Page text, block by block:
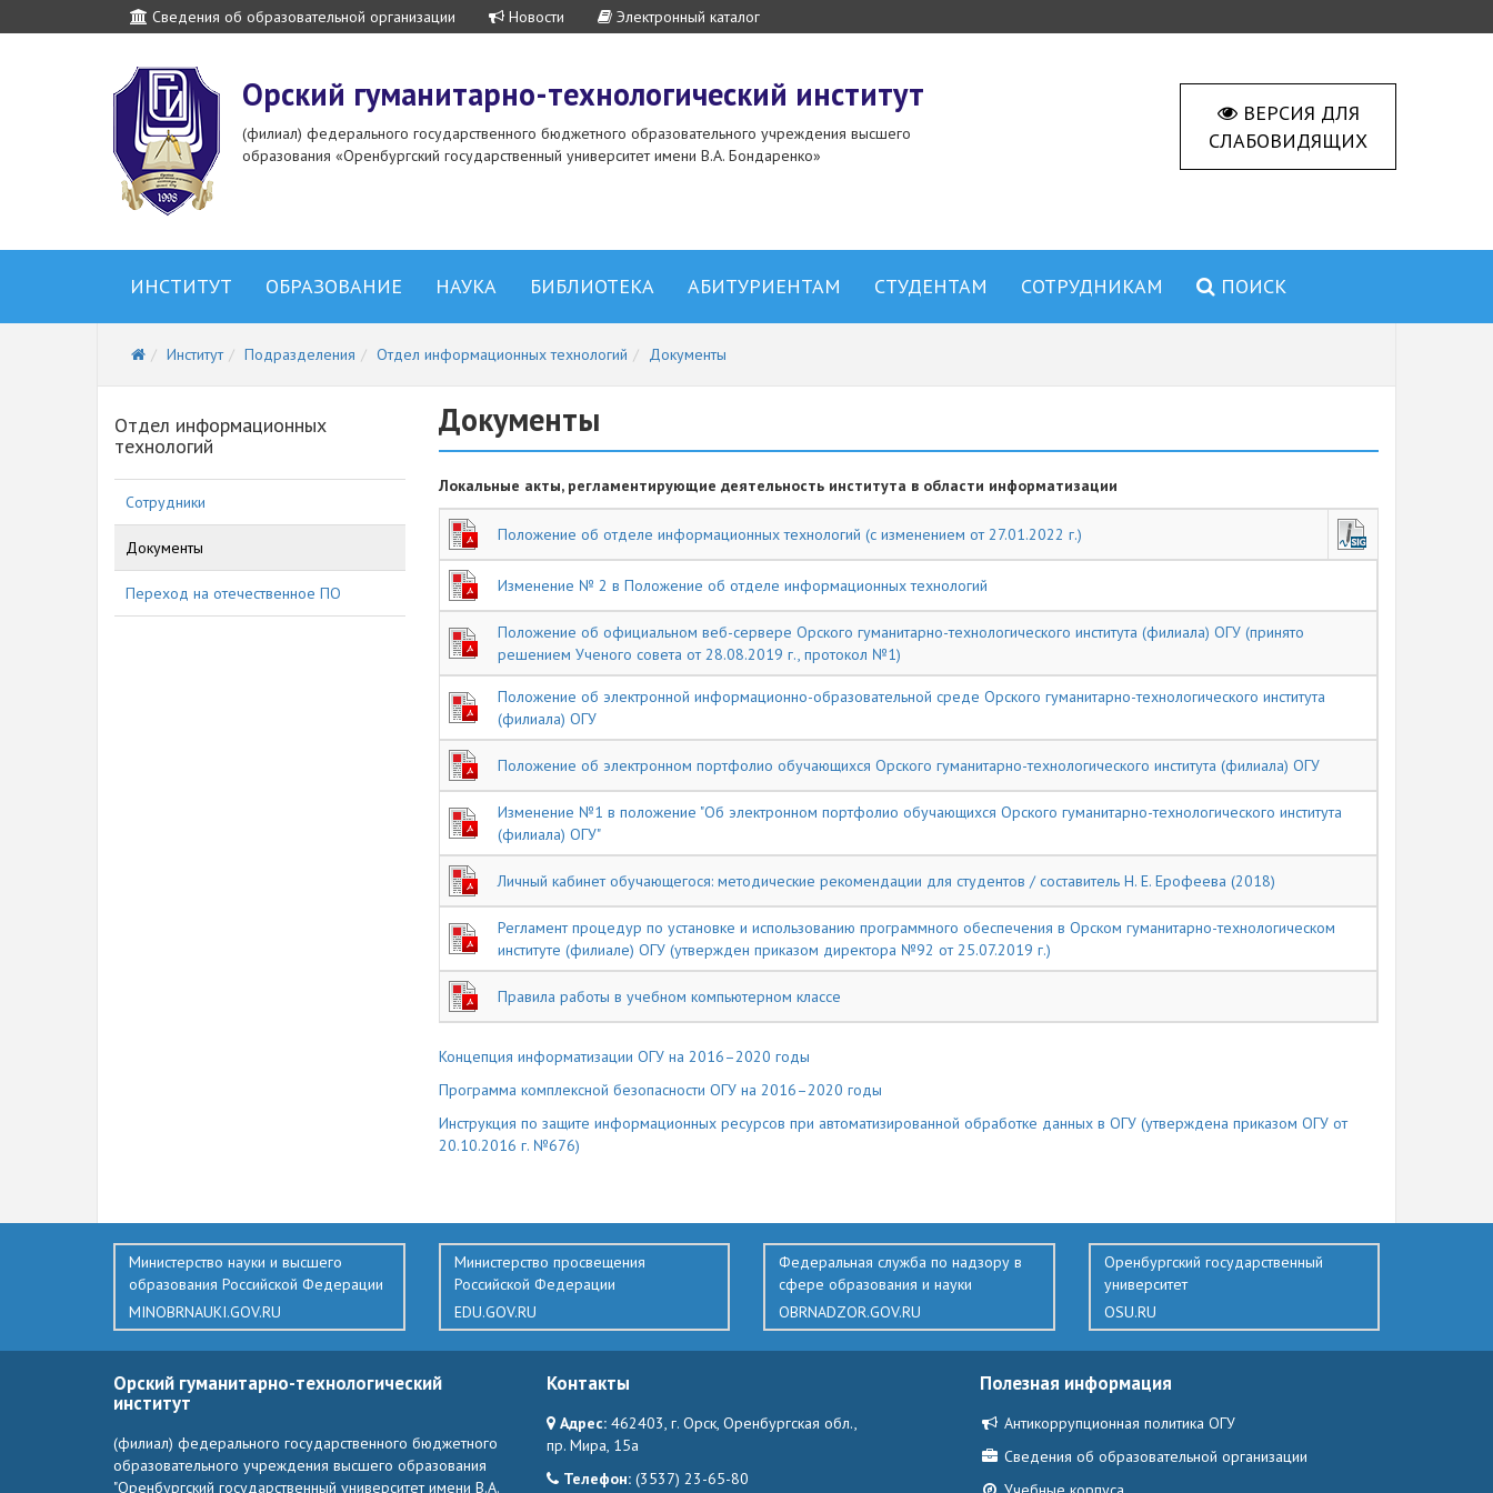
Сведения об образовательной организации Новости Электронный каталог
Орский гуманитарно-технологический институт
(филиал) федерального государственного бюджетного образовательного учреждения высшего
образования «Оренбургский государственный университет имени В.А. Бондаренко»
ВЕРСИЯ ДЛЯ
СЛАБОВИДЯЩИХ
ИНСТИТУТ ОБРАЗОВАНИЕ НАУКА БИБЛИОТЕКА АБИТУРИЕНТАМ СТУДЕНТАМ СОТРУДНИКАМ ПОИСК
Институт Подразделения Отдел информационных технологий Документы
Отдел информационных
технологий
Сотрудники
Документы
Переход на отечественное ПО
Документы
Локальные акты, регламентирующие деятельность института в области информатизации
Положение об отделе информационных технологий (с изменением от 27.01.2022 г.)
Изменение № 2 в Положение об отделе информационных технологий
Положение об официальном веб-сервере Орского гуманитарно-технологического института (филиала) ОГУ (принято
решением Ученого совета от 28.08.2019 г., протокол №1)
Положение об электронной информационно-образовательной среде Орского гуманитарно-технологического института
(филиала) ОГУ
Положение об электронном портфолио обучающихся Орского гуманитарно-технологического института (филиала) ОГУ
Изменение №1 в положение "Об электронном портфолио обучающихся Орского гуманитарно-технологического института
(филиала) ОГУ"
Личный кабинет обучающегося: методические рекомендации для студентов / составитель Н. Е. Ерофеева (2018)
Регламент процедур по установке и использованию программного обеспечения в Орском гуманитарно-технологическом
институте (филиале) ОГУ (утвержден приказом директора №92 от 25.07.2019 г.)
Правила работы в учебном компьютерном классе
Концепция информатизации ОГУ на 2016–2020 годы
Программа комплексной безопасности ОГУ на 2016–2020 годы
Инструкция по защите информационных ресурсов при автоматизированной обработке данных в ОГУ (утверждена приказом ОГУ от
20.10.2016 г. №676)
Министерство науки и высшего
образования Российской Федерации
MINOBRNAUKI.GOV.RU
Министерство просвещения
Российской Федерации
EDU.GOV.RU
Федеральная служба по надзору в
сфере образования и науки
OBRNADZOR.GOV.RU
Оренбургский государственный
университет
OSU.RU
Орский гуманитарно-технологический
институт
(филиал) федерального государственного бюджетного
образовательного учреждения высшего образования
"Оренбургский государственный университет имени В.А.
Контакты
Адрес: 462403, г. Орск, Оренбургская обл.,
пр. Мира, 15а
Телефон: (3537) 23-65-80
Полезная информация
Антикоррупционная политика ОГУ
Сведения об образовательной организации